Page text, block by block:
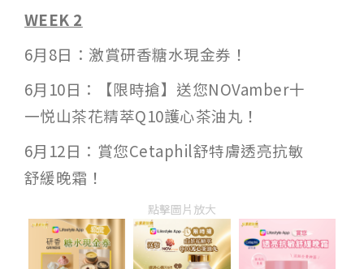
WEEK 2
6月8日：激賞研香糖水現金券！
6月10日：【限時搶】送您NOVamber十
一悦山茶花精萃Q10護心茶油丸！
6月12日：賞您Cetaphil舒特膚透亮抗敏
舒緩晚霜！
點擊圖片放大